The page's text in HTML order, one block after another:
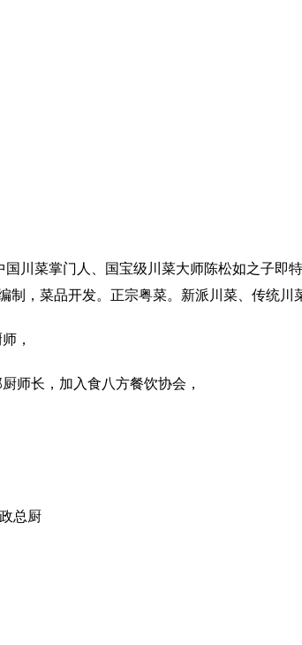
川菜掌门人、国宝级川菜大师陈松如之子即
制，菜品开发。正宗粤菜。新派川菜、传统川
，
师长，加入食八方餐饮协会，
总厨